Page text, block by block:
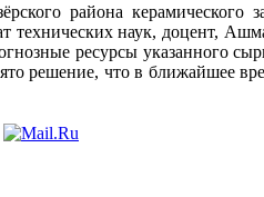
района
наук, доцент,
ресурсы указанного
решение, что в ближайшее